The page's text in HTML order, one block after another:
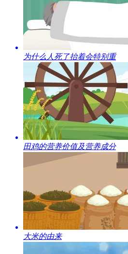
​为什么人死了抬着会特别重
​田鸡的营养价值及营养成分
​大米的由来